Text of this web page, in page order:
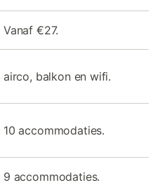
Vanaf €27.
airco, balkon en wifi.
10 accommodaties.
9 accommodaties.